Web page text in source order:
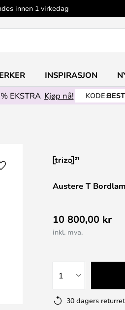
innen 1 virkedag
INSPIRASJON
EKSTRA Kjøp nå! KODE:BEST
Austere T
10 800,00 kr
inkl. mva.
1
30 dagers